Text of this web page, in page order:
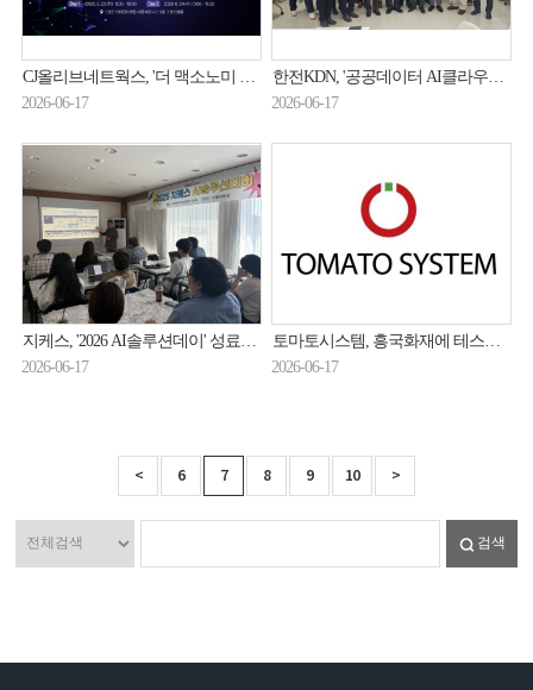
CJ올리브네트웍스, '더 맥소노미 2026' 개최…AX 전환 전략 공유
2026-06-17
한전KDN, '공공데이터 AI클라우드 구축 전략기술' 논의
2026-06-17
지케스, '2026 AI솔루션데이' 성료… AI관제·AI공공안전 전략 집중 점검
2026-06-17
토마토시스템, 흥국화재에 테스트 자동화 솔루션 '아이큐봇' 공급
2026-06-17
< 6 7 8 9 10 >
검색